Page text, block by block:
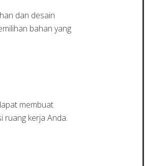
dan desain
bahan yang
membuat
ruang kerja Anda.